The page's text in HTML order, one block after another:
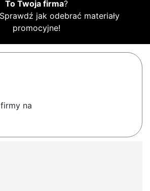
To Twoja firma?
Sprawdź jak odebrać materiały
promocyjne!
na